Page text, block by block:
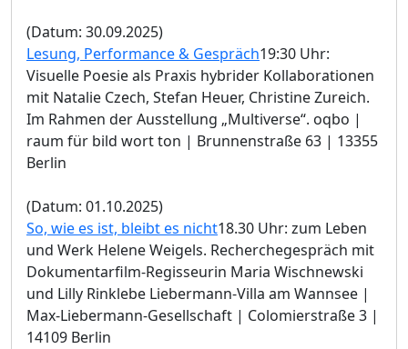
(Datum: 30.09.2025)
Lesung, Performance & Gespräch19:30 Uhr:
Visuelle Poesie als Praxis hybrider Kollaborationen
mit Natalie Czech, Stefan Heuer, Christine Zureich.
Im Rahmen der Ausstellung „Multiverse“. oqbo |
raum für bild wort ton | Brunnenstraße 63 | 13355
Berlin
(Datum: 01.10.2025)
So, wie es ist, bleibt es nicht18.30 Uhr: zum Leben
und Werk Helene Weigels. Recherchegespräch mit
Dokumentarfilm-Regisseurin Maria Wischnewski
und Lilly Rinklebe Liebermann-Villa am Wannsee |
Max-Liebermann-Gesellschaft | Colomierstraße 3 |
14109 Berlin